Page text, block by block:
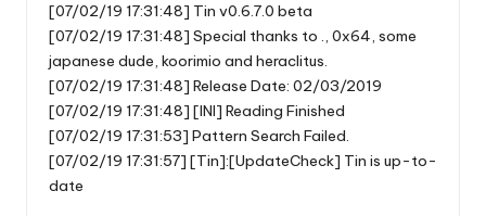
[07/02/19 17:31:48] Tin v0.6.7.0 beta
[07/02/19 17:31:48] Special thanks to ., 0x64, some
japanese dude, koorimio and heraclitus.
[07/02/19 17:31:48] Release Date: 02/03/2019
[07/02/19 17:31:48] [INI] Reading Finished
[07/02/19 17:31:53] Pattern Search Failed.
[07/02/19 17:31:57] [Tin]:[UpdateCheck] Tin is up-to-
date